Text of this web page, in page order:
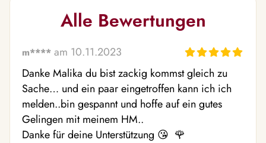
Alle Bewertungen
m**** am 10.11.2023
Danke Malika du bist zackig kommst gleich zu
Sache… und ein paar eingetroffen kann ich ich
melden..bin gespannt und hoffe auf ein gutes
Gelingen mit meinem HM..
Danke für deine Unterstützung 😘  🌹